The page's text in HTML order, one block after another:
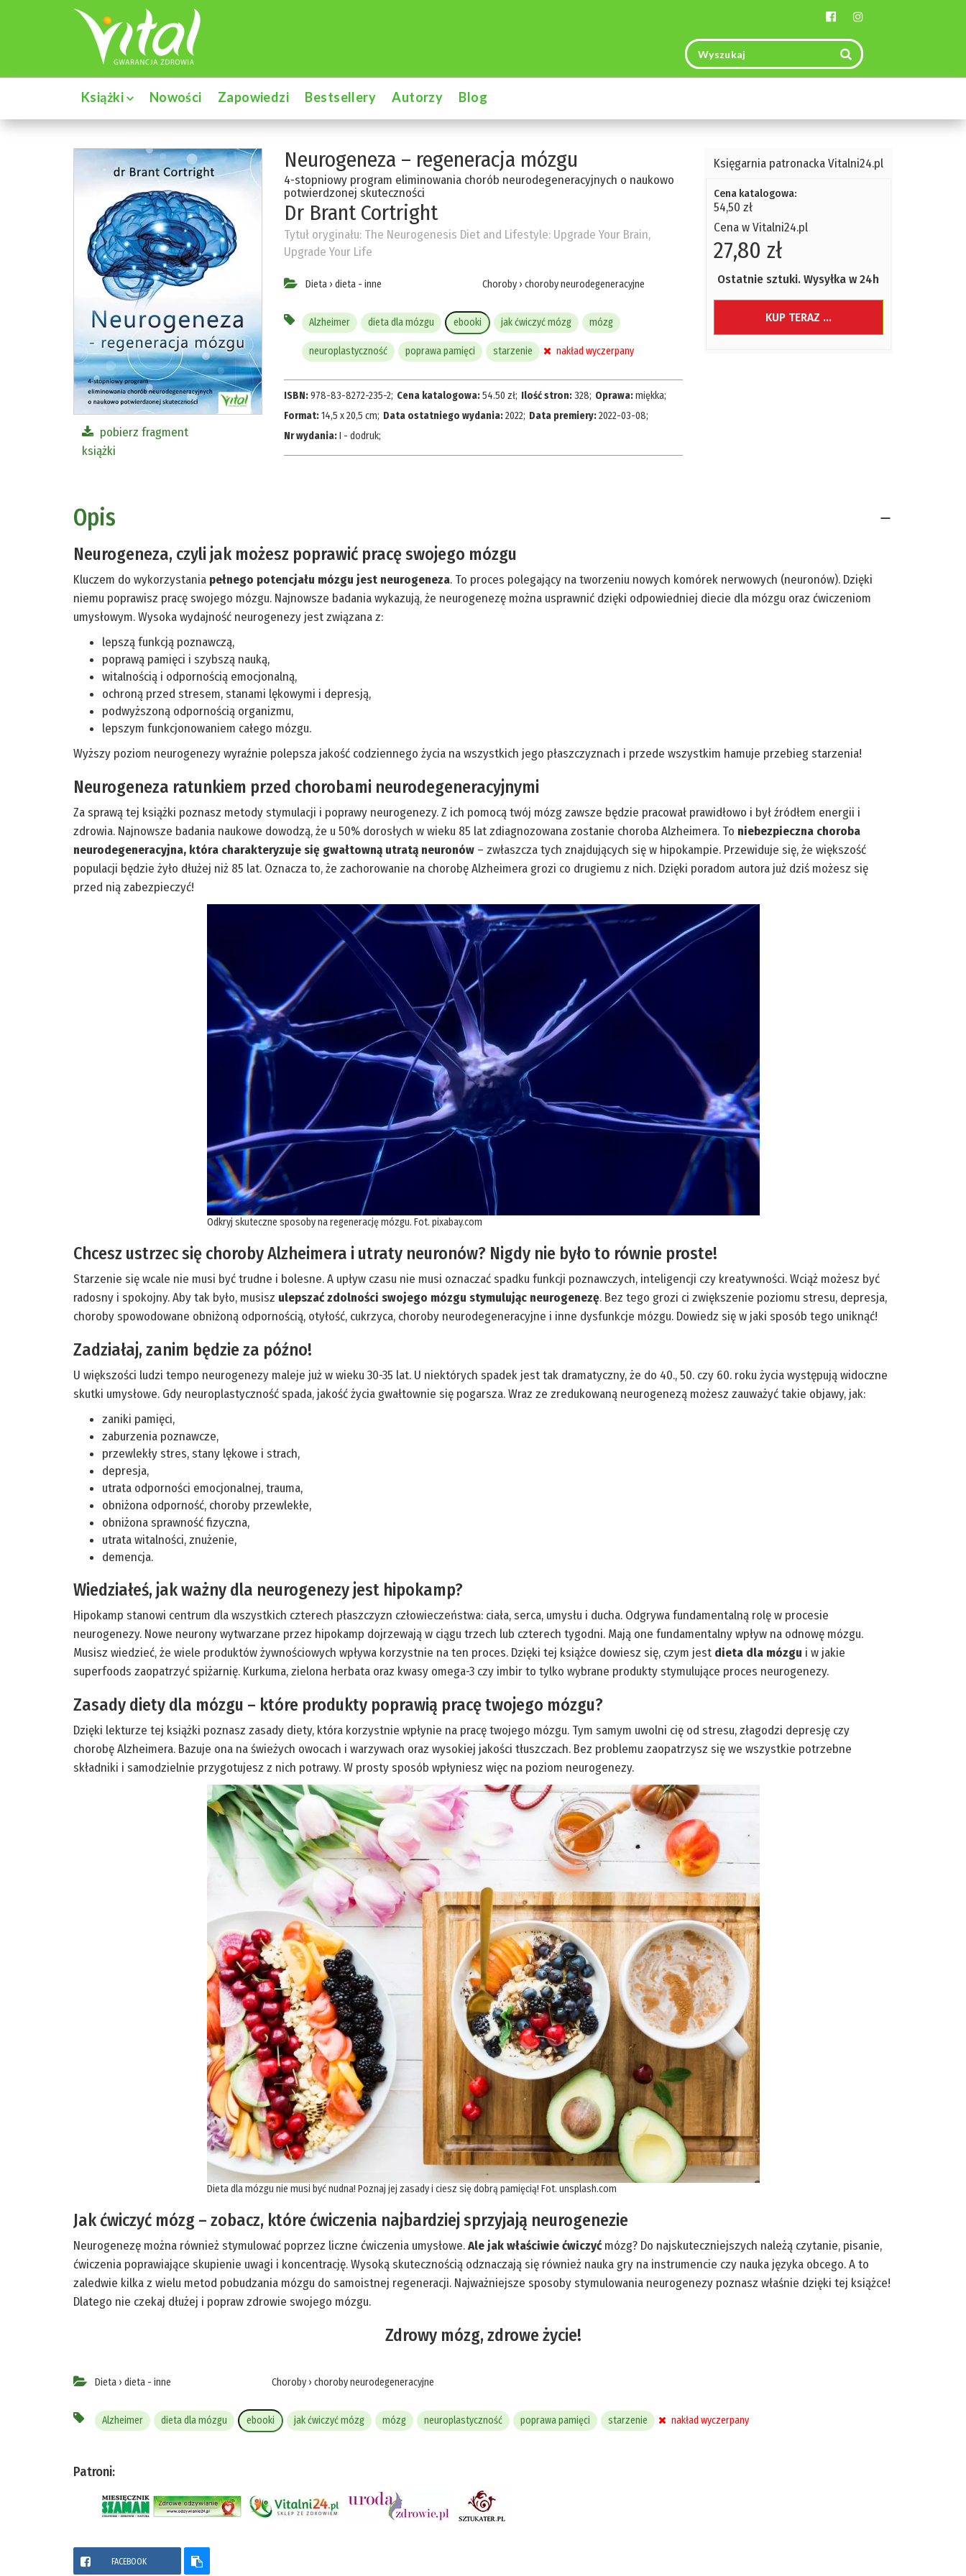
Książki Nowości Zapowiedzi Bestsellery Autorzy Blog
pobierz fragment
książki
Neurogeneza – regeneracja mózgu
4-stopniowy program eliminowania chorób neurodegeneracyjnych o naukowo
potwierdzonej skuteczności
Dr Brant Cortright
Tytuł oryginału: The Neurogenesis Diet and Lifestyle: Upgrade Your Brain,
Upgrade Your Life
Dieta› dieta - inne Choroby› choroby neurodegeneracyjne
Alzheimer dieta dla mózgu ebooki jak ćwiczyć mózg mózg
neuroplastyczność poprawa pamięci starzenie nakład wyczerpany
ISBN:978-83-8272-235-2; Cena katalogowa:54.50 zł; Ilość stron:328; Oprawa:miękka;
Format:14,5 x 20,5 cm; Data ostatniego wydania:2022; Data premiery:2022-03-08;
Nr wydania:I - dodruk;
Księgarnia patronacka Vitalni24.pl
Cena katalogowa:
54,50 zł
Cena w Vitalni24.pl
27,80 zł
Ostatnie sztuki. Wysyłka w 24h
KUP TERAZ ...
Opis
Neurogeneza, czyli jak możesz poprawić pracę swojego mózgu
Kluczem do wykorzystania pełnego potencjału mózgu jest neurogeneza. To proces polegający na tworzeniu nowych komórek nerwowych (neuronów). Dzięki
niemu poprawisz pracę swojego mózgu. Najnowsze badania wykazują, że neurogenezę można usprawnić dzięki odpowiedniej diecie dla mózgu oraz ćwiczeniom
umysłowym. Wysoka wydajność neurogenezy jest związana z:
lepszą funkcją poznawczą,
poprawą pamięci i szybszą nauką,
witalnością i odpornością emocjonalną,
ochroną przed stresem, stanami lękowymi i depresją,
podwyższoną odpornością organizmu,
lepszym funkcjonowaniem całego mózgu.
Wyższy poziom neurogenezy wyraźnie polepsza jakość codziennego życia na wszystkich jego płaszczyznach i przede wszystkim hamuje przebieg starzenia!
Neurogeneza ratunkiem przed chorobami neurodegeneracyjnymi
Za sprawą tej książki poznasz metody stymulacji i poprawy neurogenezy. Z ich pomocą twój mózg zawsze będzie pracował prawidłowo i był źródłem energii i
zdrowia. Najnowsze badania naukowe dowodzą, że u 50% dorosłych w wieku 85 lat zdiagnozowana zostanie choroba Alzheimera. To niebezpieczna choroba
neurodegeneracyjna, która charakteryzuje się gwałtowną utratą neuronów – zwłaszcza tych znajdujących się w hipokampie. Przewiduje się, że większość
populacji będzie żyło dłużej niż 85 lat. Oznacza to, że zachorowanie na chorobę Alzheimera grozi co drugiemu z nich. Dzięki poradom autora już dziś możesz się
przed nią zabezpieczyć!
Odkryj skuteczne sposoby na regenerację mózgu. Fot. pixabay.com
Chcesz ustrzec się choroby Alzheimera i utraty neuronów? Nigdy nie było to równie proste!
Starzenie się wcale nie musi być trudne i bolesne. A upływ czasu nie musi oznaczać spadku funkcji poznawczych, inteligencji czy kreatywności. Wciąż możesz być
radosny i spokojny. Aby tak było, musisz ulepszać zdolności swojego mózgu stymulując neurogenezę. Bez tego grozi ci zwiększenie poziomu stresu, depresja,
choroby spowodowane obniżoną odpornością, otyłość, cukrzyca, choroby neurodegeneracyjne i inne dysfunkcje mózgu. Dowiedz się w jaki sposób tego uniknąć!
Zadziałaj, zanim będzie za późno!
U większości ludzi tempo neurogenezy maleje już w wieku 30-35 lat. U niektórych spadek jest tak dramatyczny, że do 40., 50. czy 60. roku życia występują widoczne
skutki umysłowe. Gdy neuroplastyczność spada, jakość życia gwałtownie się pogarsza. Wraz ze zredukowaną neurogenezą możesz zauważyć takie objawy, jak:
zaniki pamięci,
zaburzenia poznawcze,
przewlekły stres, stany lękowe i strach,
depresja,
utrata odporności emocjonalnej, trauma,
obniżona odporność, choroby przewlekłe,
obniżona sprawność fizyczna,
utrata witalności, znużenie,
demencja.
Wiedziałeś, jak ważny dla neurogenezy jest hipokamp?
Hipokamp stanowi centrum dla wszystkich czterech płaszczyzn człowieczeństwa: ciała, serca, umysłu i ducha. Odgrywa fundamentalną rolę w procesie
neurogenezy. Nowe neurony wytwarzane przez hipokamp dojrzewają w ciągu trzech lub czterech tygodni. Mają one fundamentalny wpływ na odnowę mózgu.
Musisz wiedzieć, że wiele produktów żywnościowych wpływa korzystnie na ten proces. Dzięki tej książce dowiesz się, czym jest dieta dla mózgu i w jakie
superfoods zaopatrzyć spiżarnię. Kurkuma, zielona herbata oraz kwasy omega-3 czy imbir to tylko wybrane produkty stymulujące proces neurogenezy.
Zasady diety dla mózgu – które produkty poprawią pracę twojego mózgu?
Dzięki lekturze tej książki poznasz zasady diety, która korzystnie wpłynie na pracę twojego mózgu. Tym samym uwolni cię od stresu, złagodzi depresję czy
chorobę Alzheimera. Bazuje ona na świeżych owocach i warzywach oraz wysokiej jakości tłuszczach. Bez problemu zaopatrzysz się we wszystkie potrzebne
składniki i samodzielnie przygotujesz z nich potrawy. W prosty sposób wpłyniesz więc na poziom neurogenezy.
Dieta dla mózgu nie musi być nudna! Poznaj jej zasady i ciesz się dobrą pamięcią! Fot. unsplash.com
Jak ćwiczyć mózg – zobacz, które ćwiczenia najbardziej sprzyjają neurogenezie
Neurogenezę można również stymulować poprzez liczne ćwiczenia umysłowe.Ale jak właściwie ćwiczyćmózg? Do najskuteczniejszych należą czytanie, pisanie,
ćwiczenia poprawiające skupienie uwagi i koncentrację. Wysoką skutecznością odznaczają się również nauka gry na instrumencie czy nauka języka obcego. A to
zaledwie kilka z wielu metod pobudzania mózgu do samoistnej regeneracji. Najważniejsze sposoby stymulowania neurogenezy poznasz właśnie dzięki tej książce!
Dlatego nie czekaj dłużej i popraw zdrowie swojego mózgu.
Zdrowy mózg, zdrowe życie!
Dieta › dieta - inne Choroby › choroby neurodegeneracyjne
Alzheimer dieta dla mózgu ebooki jak ćwiczyć mózg mózg neuroplastyczność poprawa pamięci starzenie nakład wyczerpany
Patroni:
FACEBOOK